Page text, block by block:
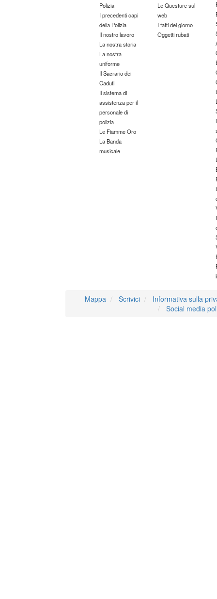
Polizia
I precedenti capi
della Polizia
Il nostro lavoro
La nostra storia
La nostra
uniforme
Il Sacrario dei
Caduti
Il sistema di
assistenza per il
personale di
polizia
Le Fiamme Oro
La Banda
musicale
Le Questure sul
web
I fatti del giorno
Oggetti rubati
Mappa Scrivici
Informativa sulla
Social media